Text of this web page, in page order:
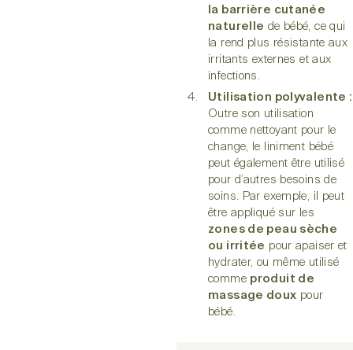
la barrière cutanée
naturelle de bébé, ce qui
la rend plus résistante aux
irritants externes et aux
infections.
Utilisation polyvalente :
Outre son utilisation
comme nettoyant pour le
change, le liniment bébé
peut également être utilisé
pour d’autres besoins de
soins. Par exemple, il peut
être appliqué sur les
zones de peau sèche
ou irritée pour apaiser et
hydrater, ou même utilisé
comme produit de
massage doux pour
bébé.